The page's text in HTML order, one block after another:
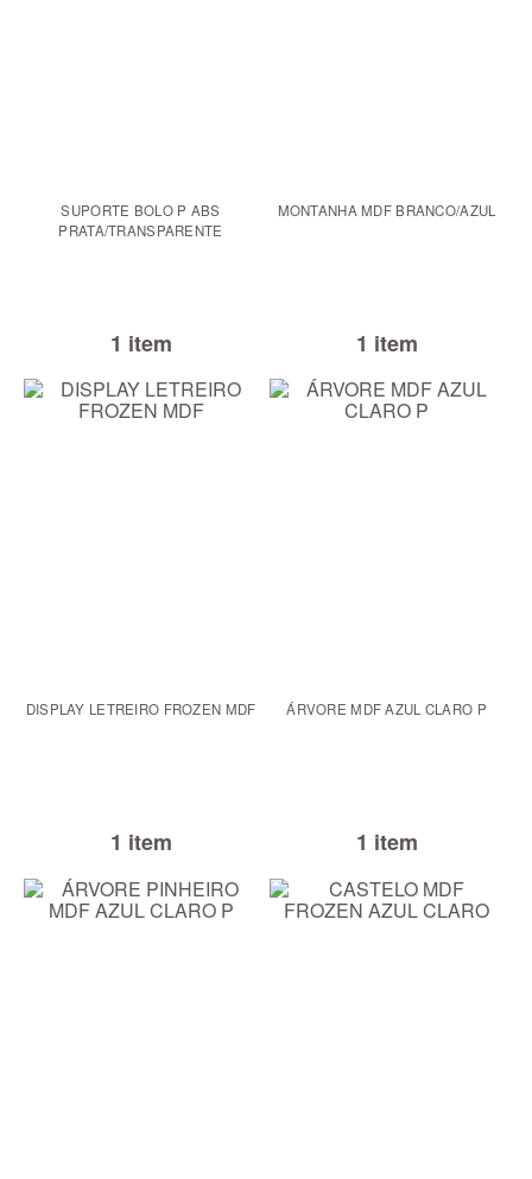
SUPORTE BOLO P ABS
PRATA/TRANSPARENTE
1 item
MONTANHA MDF BRANCO/AZUL
1 item
DISPLAY LETREIRO FROZEN MDF
1 item
ÁRVORE MDF AZUL CLARO P
1 item